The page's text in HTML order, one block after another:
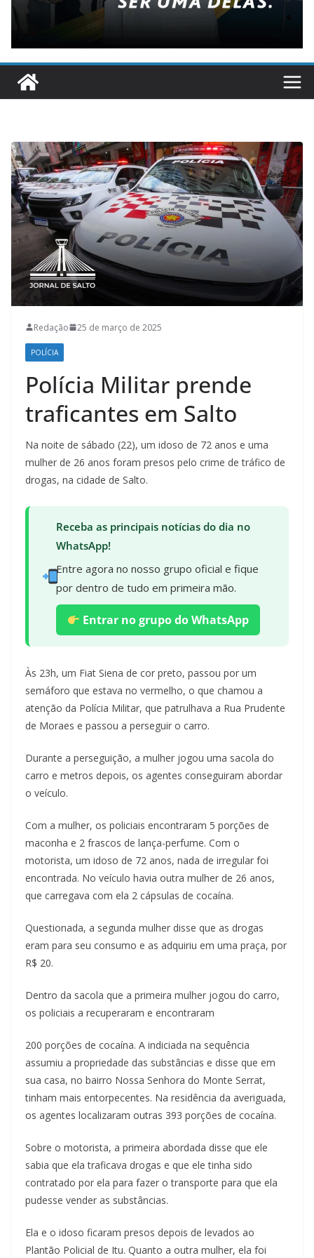
Redação 25 de março de 2025
POLÍCIA
Polícia Militar prende
traficantes em Salto
Na noite de sábado (22), um idoso de 72 anos e uma
mulher de 26 anos foram presos pelo crime de tráfico de
drogas, na cidade de Salto.
Receba as principais notícias do dia no
WhatsApp!
Entre agora no nosso grupo oficial e fique
por dentro de tudo em primeira mão.
Entrar no grupo do WhatsApp
Às 23h, um Fiat Siena de cor preto, passou por um
semáforo que estava no vermelho, o que chamou a
atenção da Polícia Militar, que patrulhava a Rua Prudente
de Moraes e passou a perseguir o carro.
Durante a perseguição, a mulher jogou uma sacola do
carro e metros depois, os agentes conseguiram abordar
o veículo.
Com a mulher, os policiais encontraram 5 porções de
maconha e 2 frascos de lança-perfume. Com o
motorista, um idoso de 72 anos, nada de irregular foi
encontrada. No veículo havia outra mulher de 26 anos,
que carregava com ela 2 cápsulas de cocaína.
Questionada, a segunda mulher disse que as drogas
eram para seu consumo e as adquiriu em uma praça, por
R$ 20.
Dentro da sacola que a primeira mulher jogou do carro,
os policiais a recuperaram e encontraram
200 porções de cocaína. A indiciada na sequência
assumiu a propriedade das substâncias e disse que em
sua casa, no bairro Nossa Senhora do Monte Serrat,
tinham mais entorpecentes. Na residência da averiguada,
os agentes localizaram outras 393 porções de cocaína.
Sobre o motorista, a primeira abordada disse que ele
sabia que ela traficava drogas e que ele tinha sido
contratado por ela para fazer o transporte para que ela
pudesse vender as substâncias.
Ela e o idoso ficaram presos depois de levados ao
Plantão Policial de Itu. Quanto a outra mulher, ela foi